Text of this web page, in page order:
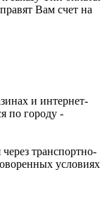
Вам счет на
и интернет-
по городу -
транспортно-
условиях